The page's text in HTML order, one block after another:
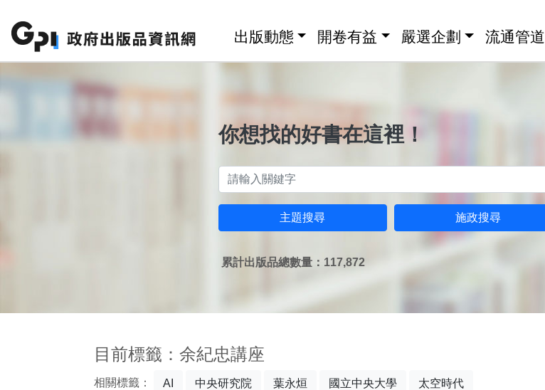
出版動態 開卷有益 嚴選企劃 流通管道
你想找的好書在這裡！
主題搜尋 施政搜尋
累計出版品總數量：117,872
目前標籤：余紀忠講座
相關標籤： AI 中央研究院 葉永烜 國立中央大學 太空時代